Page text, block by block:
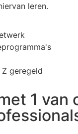
leren.
geregeld
1 van